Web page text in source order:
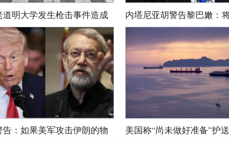
道明大学发生枪击事件造成 内塔尼亚胡警告黎巴嫩：
告：如果美军攻击伊朗的物 美国称“尚未做好准备”护